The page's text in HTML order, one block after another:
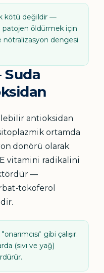
kötü değildir —
patojen öldürmek için
nötralizasyon dengesi
antioksidan
ortamda
donörü olarak
vitamini radikalini
—
tokoferol
gibi çalışır.
(sıvı ve yağ)